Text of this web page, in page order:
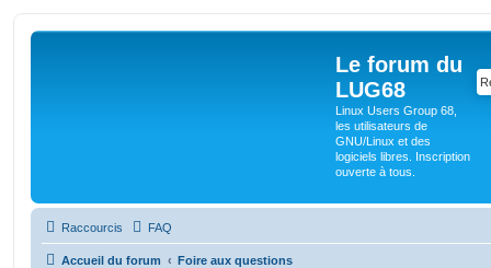
Le forum du
LUG68
Linux Users Group 68,
les utilisateurs de
GNU/Linux et des
logiciels libres. Inscription
ouverte à tous.
Raccourcis FAQ
Accueil du forum Foire aux questions